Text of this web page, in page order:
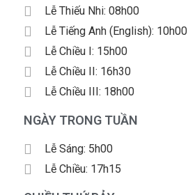
Lễ Thiếu Nhi: 08h00
Lễ Tiếng Anh (English): 10h00
Lễ Chiều I: 15h00
Lễ Chiều II: 16h30
Lễ Chiều III: 18h00
NGÀY TRONG TUẦN
Lễ Sáng: 5h00
Lễ Chiều: 17h15